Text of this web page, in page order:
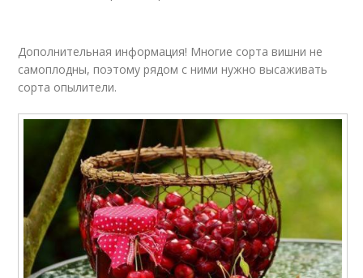
Дополнительная информация! Многие сорта вишни не
самоплодны, поэтому рядом с ними нужно высаживать
сорта опылители.